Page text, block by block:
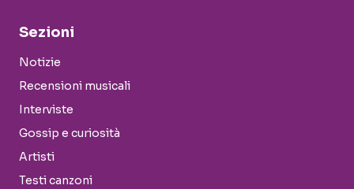
Sezioni
Notizie
Recensioni musicali
Interviste
Gossip e curiosità
Artisti
Testi canzoni